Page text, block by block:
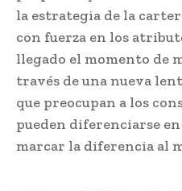
la estrategia de la
con fuerza en los
llegado el momento de
través de una nueva
que preocupan a los
pueden diferenciarse
marcar la diferencia al